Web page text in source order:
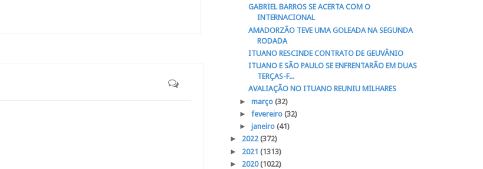
GABRIEL BARROS SE ACERTA COM O
INTERNACIONAL
AMADORZÃO TEVE UMA GOLEADA NA SEGUNDA
RODADA
ITUANO RESCINDE CONTRATO DE GEUVÂNIO
ITUANO E SÃO PAULO SE ENFRENTARÃO EM DUAS
TERÇAS-F...
AVALIAÇÃO NO ITUANO REUNIU MILHARES
► março (32)
► fevereiro (32)
► janeiro (41)
► 2022(372)
► 2021 (1313)
► 2020(1022)